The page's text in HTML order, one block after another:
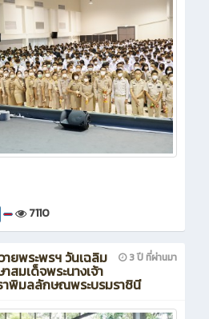
7110
3 ปี ที่ผ่านมา
ยพระพรฯ วันเฉลิม
สมเด็จพระนางเจ้า
พิมลลักษณพระบรมราชินี